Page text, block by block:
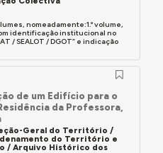
nomeadamente:1.º volume,
identificação institucional no
/ SEALOT / DGOT” e indicação
de um Edifício para o
da Professora,
Geral do Território /
do Território e
/ Arquivo Histórico dos